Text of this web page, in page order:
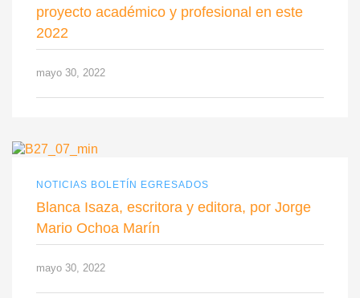
proyecto académico y profesional en este
2022
mayo 30, 2022
NOTICIAS BOLETÍN EGRESADOS
Blanca Isaza, escritora y editora, por Jorge
Mario Ochoa Marín
mayo 30, 2022